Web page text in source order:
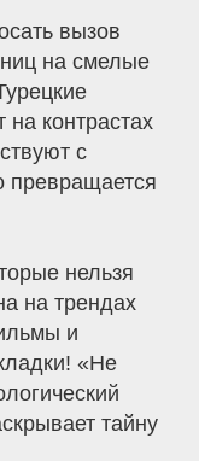
вызов
на смелые
на контрастах
с
превращается
нельзя
на трендах
и
«Не
тайну